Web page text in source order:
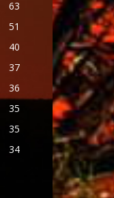
63
51
40
37
36
35
35
34